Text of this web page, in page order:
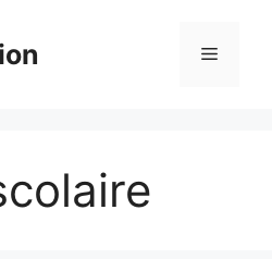
Menu